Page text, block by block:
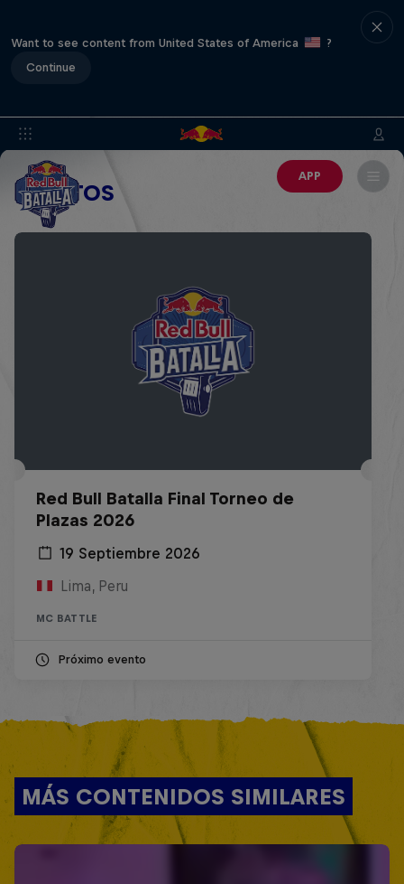
Want to see content from United States of America
?
Continue
APP
EVENTOS
Red Bull Batalla Final Torneo de
Plazas 2026
19 Septiembre 2026
Lima, Peru
MC BATTLE
Próximo evento
MÁS CONTENIDOS SIMILARES